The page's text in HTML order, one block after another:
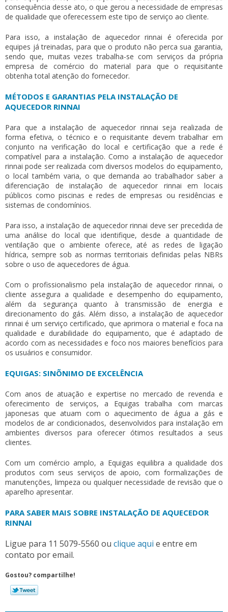
consequência desse ato, o que gerou a necessidade de empresas
de qualidade que oferecessem este tipo de serviço ao cliente.
Para isso, a instalação de aquecedor rinnai é oferecida por
equipes já treinadas, para que o produto não perca sua garantia,
sendo que, muitas vezes trabalha-se com serviços da própria
empresa de comércio do material para que o requisitante
obtenha total atenção do fornecedor.
MÉTODOS E GARANTIAS PELA INSTALAÇÃO DE
AQUECEDOR RINNAI
Para que ainstalação de aquecedor rinnai seja realizada de
forma efetiva, o técnico e o requisitante devem trabalhar em
conjunto na verificação do local e certificação que a rede é
compatível para a instalação. Como a instalação de aquecedor
rinnai pode ser realizada com diversos modelos do equipamento,
o local também varia, o que demanda ao trabalhador saber a
diferenciação deinstalação de aquecedor rinnai em locais
públicos como piscinas e redes de empresas ou residências e
sistemas de condomínios.
Para isso, ainstalação de aquecedor rinnai deve ser precedida de
uma análise do local que identifique, desde a quantidade de
ventilação que o ambiente oferece, até as redes de ligação
hídrica, sempre sob as normas territoriais definidas pelas NBRs
sobre o uso de aquecedores de água.
Com o profissionalismo pela instalação de aquecedor rinnai, o
cliente assegura a qualidade e desempenho do equipamento,
além da segurança quanto à transmissão de energia e
direcionamento do gás. Além disso, a instalação de aquecedor
rinnai é um serviço certificado, que aprimora o material e foca na
qualidade e durabilidade do equipamento, que é adaptado de
acordo com as necessidades e foco nos maiores benefícios para
os usuários e consumidor.
EQUIGAS: SINÕNIMO DE EXCELÊNCIA
Com anos de atuação e expertise no mercado de revenda e
oferecimento de serviços, a Equigas trabalha com marcas
japonesas que atuam com o aquecimento de água a gás e
modelos de ar condicionados, desenvolvidos para instalação em
ambientes diversos para oferecer ótimos resultados a seus
clientes.
Com um comércio amplo, a Equigas equilibra a qualidade dos
produtos com seus serviços de apoio, com formalizações de
manutenções, limpeza ou qualquer necessidade de revisão que o
aparelho apresentar.
PARA SABER MAIS SOBRE INSTALAÇÃO DE AQUECEDOR
RINNAI
Ligue para 11 5079-5560 ou clique aqui e entre em
contato por email.
Gostou? compartilhe!